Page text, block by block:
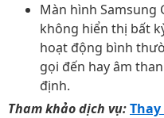
Màn hình Samsung
không hiển thị bất
hoạt động bình
gọi đến hay âm
định.
Tham khảo dịch vụ: